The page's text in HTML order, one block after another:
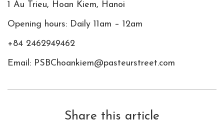
1 Au Trieu, Hoan Kiem, Hanoi
Opening hours: Daily 11am – 12am
+84 2462949462
Email: PSBChoankiem@pasteurstreet.com
Share this article